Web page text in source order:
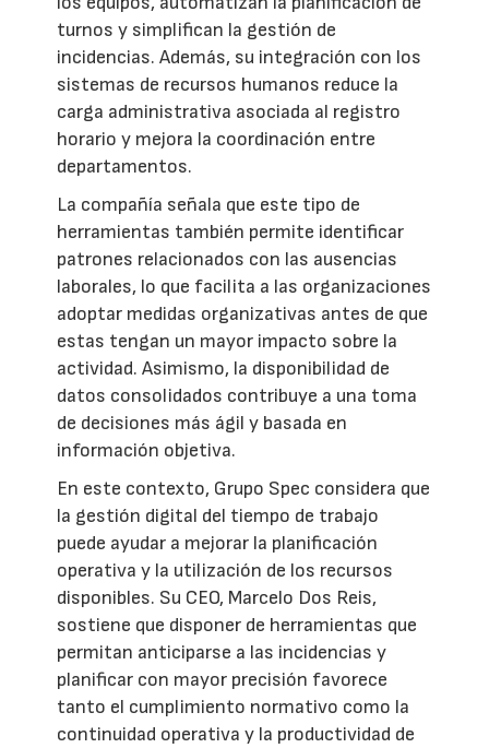
turnos y simplifican la gestión de
incidencias. Además, su integración con los
sistemas de recursos humanos reduce la
carga administrativa asociada al registro
horario y mejora la coordinación entre
departamentos.
La compañía señala que este tipo de
herramientas también permite identificar
patrones relacionados con las ausencias
laborales, lo que facilita a las organizaciones
adoptar medidas organizativas antes de que
estas tengan un mayor impacto sobre la
actividad. Asimismo, la disponibilidad de
datos consolidados contribuye a una toma
de decisiones más ágil y basada en
información objetiva.
En este contexto, Grupo Spec considera que
la gestión digital del tiempo de trabajo
puede ayudar a mejorar la planificación
operativa y la utilización de los recursos
disponibles. Su CEO, Marcelo Dos Reis,
sostiene que disponer de herramientas que
permitan anticiparse a las incidencias y
planificar con mayor precisión favorece
tanto el cumplimiento normativo como la
continuidad operativa y la productividad de